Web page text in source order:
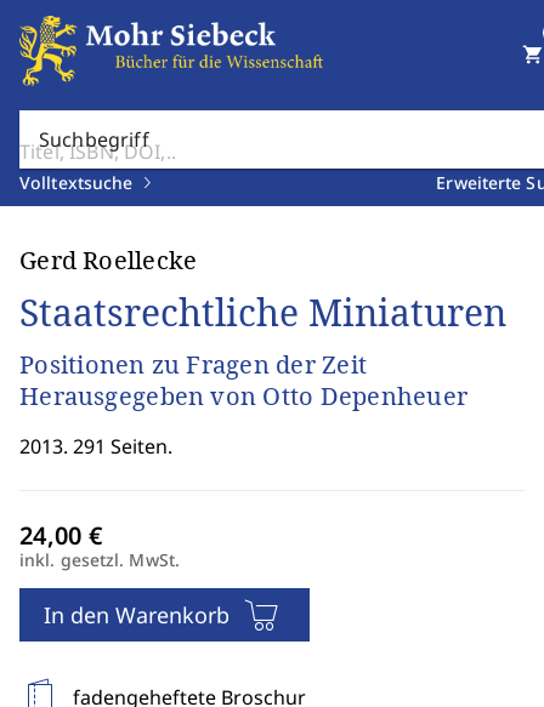
Suchbegriff
Volltextsuche Erweiterte
shopping_cart
Gerd Roellecke
Staatsrechtliche Miniaturen
Positionen zu Fragen der Zeit
Herausgegeben von Otto Depenheuer
2013. 291 Seiten.
inkl. gesetzl. MwSt.
In den Warenkorb
fadengeheftete Broschur